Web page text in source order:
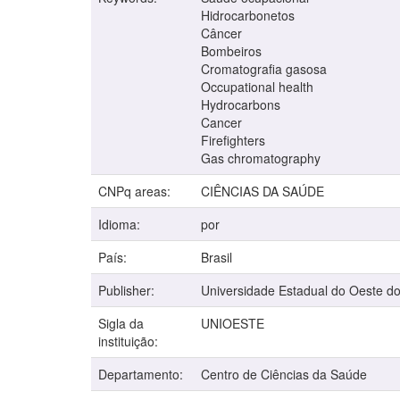
Hidrocarbonetos
Câncer
Bombeiros
Cromatografia gasosa
Occupational health
Hydrocarbons
Cancer
Firefighters
Gas chromatography
CNPq areas:
CIÊNCIAS DA SAÚDE
Idioma:
por
País:
Brasil
Publisher:
Universidade Estadual do Oeste
Sigla da
instituição:
UNIOESTE
Departamento:
Centro de Ciências da Saúde